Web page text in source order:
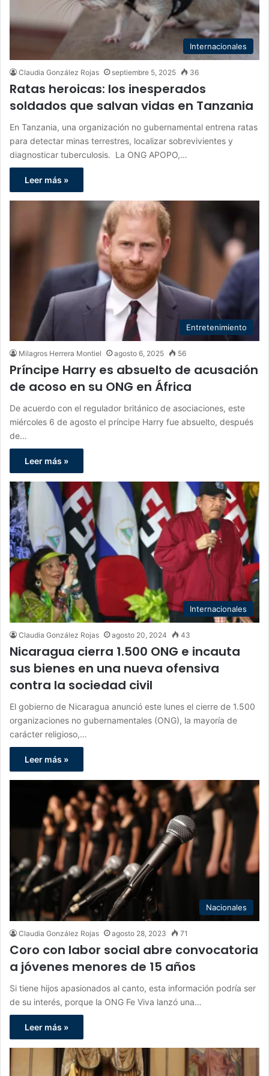
Internacionales
Claudia González Rojas septiembre 5, 2025 36
Ratas heroicas: los inesperados
soldados que salvan vidas en Tanzania
En Tanzania, una organización no gubernamental entrena ratas
para detectar minas terrestres, localizar sobrevivientes y
diagnosticar tuberculosis. La ONG APOPO,…
Leer más »
Entretenimiento
Milagros Herrera Montiel agosto 6, 2025 56
Príncipe Harry es absuelto de acusación
de acoso en su ONG en África
De acuerdo con el regulador británico de asociaciones, este
miércoles 6 de agosto el príncipe Harry fue absuelto, después
de…
Leer más »
Internacionales
Claudia González Rojas agosto 20, 2024 43
Nicaragua cierra 1.500 ONG e incauta
sus bienes en una nueva ofensiva
contra la sociedad civil
El gobierno de Nicaragua anunció este lunes el cierre de 1.500
organizaciones no gubernamentales (ONG), la mayoría de
carácter religioso,…
Leer más »
Nacionales
Claudia González Rojas agosto 28, 2023 71
Coro con labor social abre convocatoria
a jóvenes menores de 15 años
Si tiene hijos apasionados al canto, esta información podría ser
de su interés, porque la ONG Fe Viva lanzó una…
Leer más »